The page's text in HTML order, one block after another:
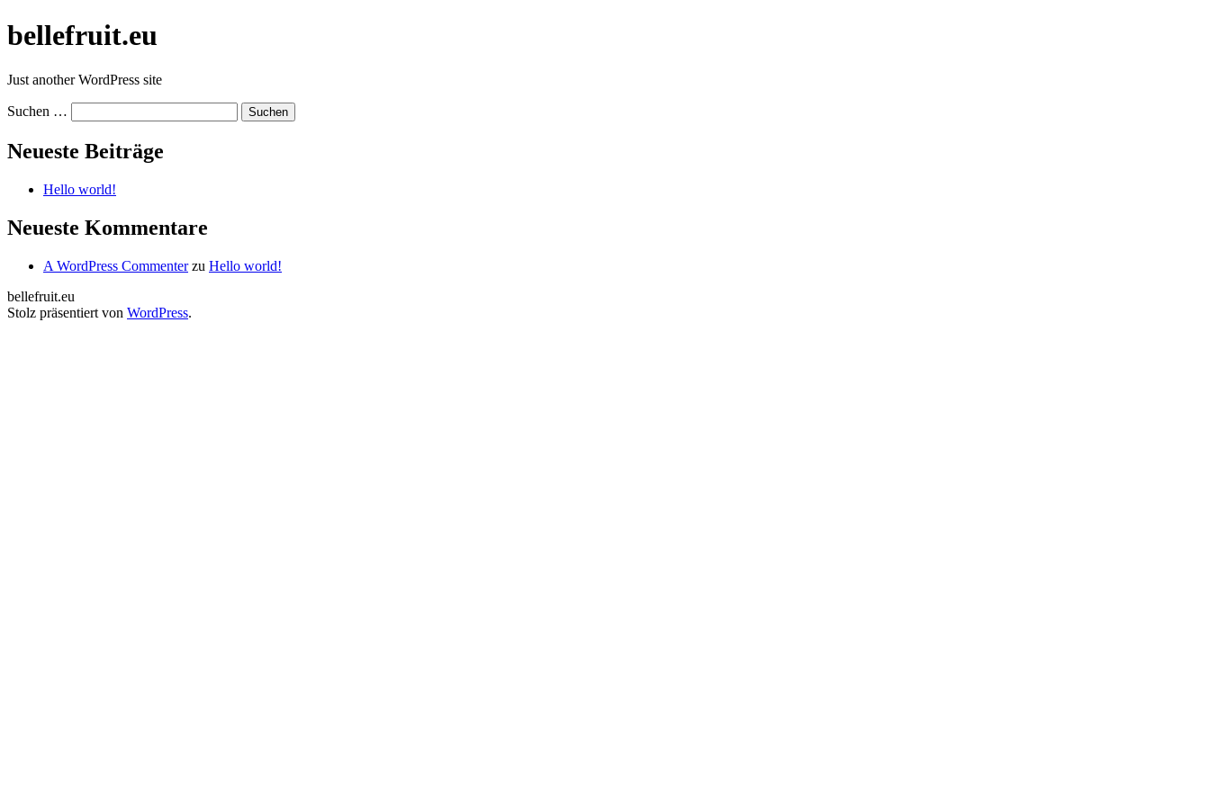
Zum
Inhalt
bellefruit.eu
Just another WordPress site
Suchen …
Neueste Beiträge
Hello world!
Neueste Kommentare
A WordPress Commenterzu Hello world!
bellefruit.eu
Stolz präsentiert von WordPress.